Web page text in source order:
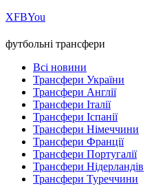
ХFBYou
футбольні трансфери
Всі новини
Трансфери України
Трансфери Англії
Трансфери Італії
Трансфери Іспанії
Трансфери Німеччини
Трансфери Франції
Трансфери Португалії
Трансфери Нідерландів
Трансфери Туреччини